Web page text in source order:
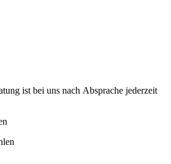
ist bei uns nach Absprache jederzeit